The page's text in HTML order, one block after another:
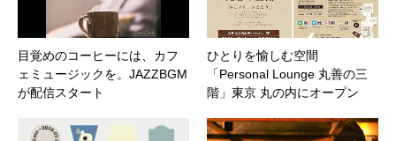
目覚めのコーヒーには、カフ
ェミュージックを。JAZZBGM
が配信スタート
ひとりを愉しむ空間
「Personal Lounge 丸善の三
階」東京 丸の内にオープン